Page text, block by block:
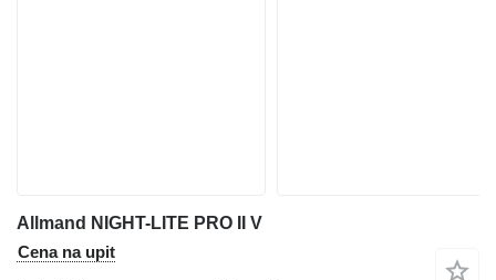
Allmand NIGHT-LITE PRO II V
Cena na upit